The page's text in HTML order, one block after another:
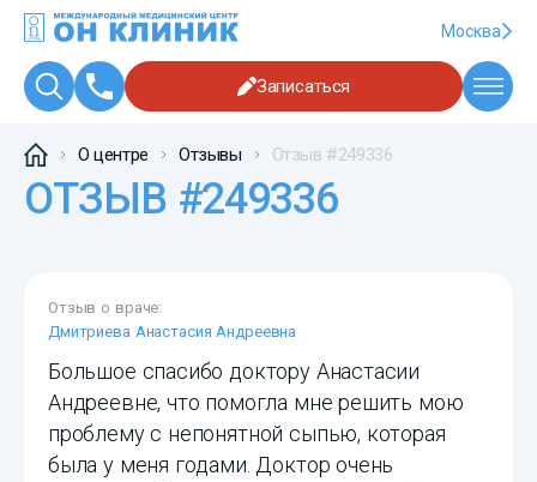
Москва
Записаться
О центре Отзывы Отзыв #249336
ОТЗЫВ #249336
Отзыв о враче:
Дмитриева Анастасия Андреевна
Большое спасибо доктору Анастасии
Андреевне, что помогла мне решить мою
проблему с непонятной сыпью, которая
была у меня годами. Доктор очень